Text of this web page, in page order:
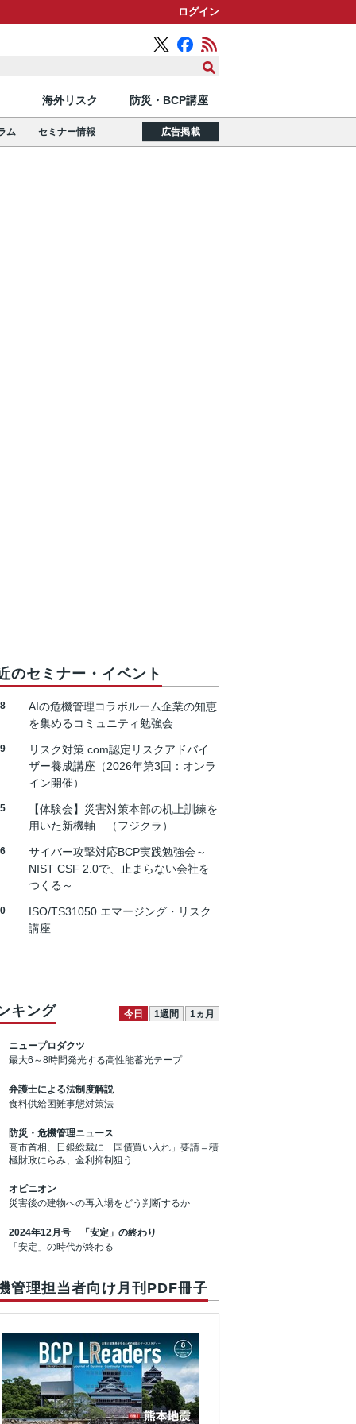
ログイン
海外リスク 防災・BCP講座
ム セミナー情報 広告掲載
のセミナー・イベント
AIの危機管理コラボルーム企業の知恵
を集めるコミュニティ勉強会
リスク対策.com認定リスクアドバイ
ザー養成講座（2026年第3回：オンラ
イン開催）
【体験会】災害対策本部の机上訓練を
用いた新機軸 （フジクラ）
サイバー攻撃対応BCP実践勉強会～
NIST CSF 2.0で、止まらない会社を
つくる～
ISO/TS31050 エマージング・リスク
講座
キング 今日 1週間 1ヵ月
ニュープロダクツ
最大6～8時間発光する高性能蓄光テープ
弁護士による法制度解説
食料供給困難事態対策法
防災・危機管理ニュース
高市首相、日銀総裁に「国債買い入れ」要請＝積
極財政にらみ、金利抑制狙う
オピニオン
災害後の建物への再入場をどう判断するか
2024年12月号 「安定」の終わり
「安定」の時代が終わる
管理担当者向け月刊PDF冊子